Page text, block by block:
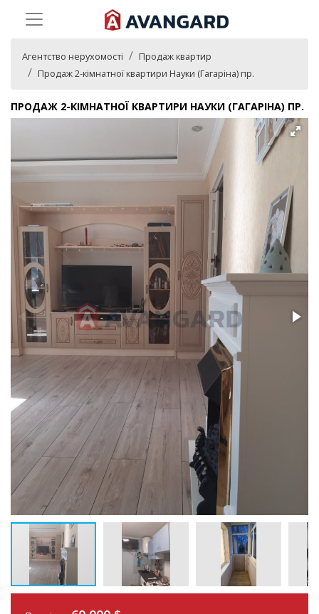
Агентство нерухомості
Продаж квартир
Продаж 2-кімнатної квартири Науки (Гагаріна) пр.
ПРОДАЖ 2-КІМНАТНОЇ КВАРТИРИ НАУКИ (ГАГАРІНА) ПР.